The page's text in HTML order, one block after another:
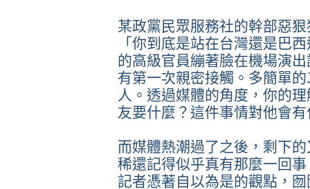
某政黨民眾服務社的幹部惡
「你到底是站在台灣還是巴
的高級官員繃著臉在機場演
有第一次親密接觸。多簡單
人。透過媒體的角度，你的
友要什麼？這件事情對他會
而媒體熱潮過了之後，剩下
稀還記得似乎真有那麼一回
記者憑著自以為是的觀點，